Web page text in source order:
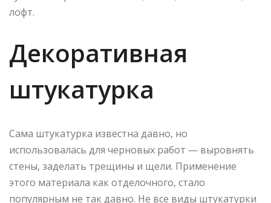
лофт.
Декоративная
штукатурка
Сама штукатурка известна давно, но
использовалась для черновых работ — выровнять
стены, заделать трещины и щели. Применение
этого материала как отделочного, стало
популярным не так давно. Не все виды штукатурки